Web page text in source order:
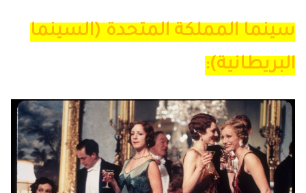
سينما المملكة المتحدة (السينما
البريطانية):